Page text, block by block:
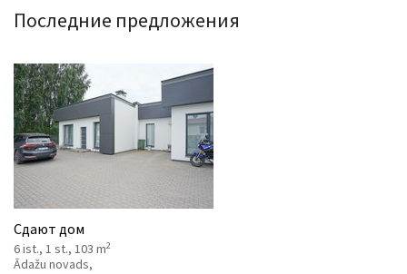
Последние предложения
Сдают дом
6 ist., 1 st., 103 m2
Ādažu novads,